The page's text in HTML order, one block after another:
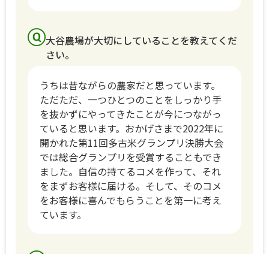
大谷農場が大切にしていることを教えてくだ
さい。
うちは昔ながらの農家だと思っています。
ただただ、一つひとつのことをしっかり手
を抜かずにやってきたことが今につながっ
ていると思います。おかげさまで2022年に
開かれた第11回多古米グランプリ決勝大会
では総合グランプリを受賞することもでき
ました。自信の持てるコメを作って、それ
をまずお客様に届ける。そして、そのコメ
をお客様に喜んでもらうことを第一に考え
ています。